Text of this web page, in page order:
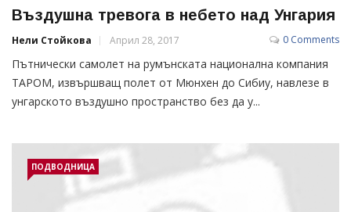
Въздушна тревога в небето над Унгария
Нели Стойкова Април 28, 2017 0 Comments
Пътнически самолет на румънската национална компания
ТАРОМ, извършващ полет от Мюнхен до Сибиу, навлезе в
унгарското въздушно пространство без да у...
ПОДВОДНИЦА